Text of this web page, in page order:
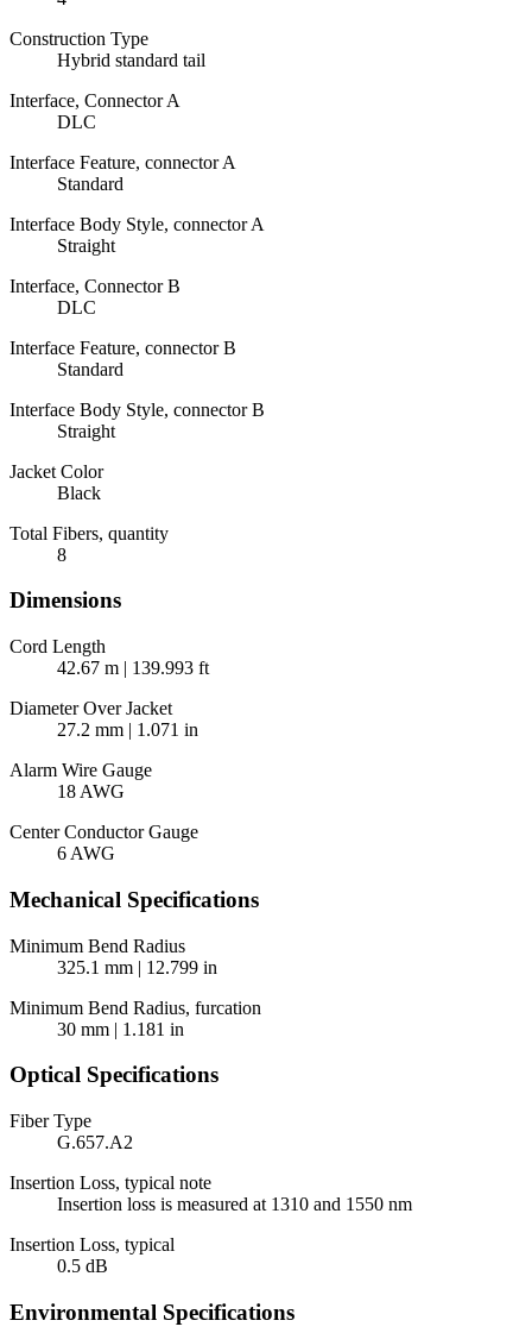
Construction Type
Hybrid standard tail
Interface, Connector A
DLC
Interface Feature, connector A
Standard
Interface Body Style, connector A
Straight
Interface, Connector B
DLC
Interface Feature, connector B
Standard
Interface Body Style, connector B
Straight
Jacket Color
Black
Total Fibers, quantity
8
Dimensions
Cord Length
42.67 m | 139.993 ft
Diameter Over Jacket
27.2 mm | 1.071 in
Alarm Wire Gauge
18 AWG
Center Conductor Gauge
6 AWG
Mechanical Specifications
Minimum Bend Radius
325.1 mm | 12.799 in
Minimum Bend Radius, furcation
30 mm | 1.181 in
Optical Specifications
Fiber Type
G.657.A2
Insertion Loss, typical note
Insertion loss is measured at 1310 and 1550 nm
Insertion Loss, typical
0.5 dB
Environmental Specifications